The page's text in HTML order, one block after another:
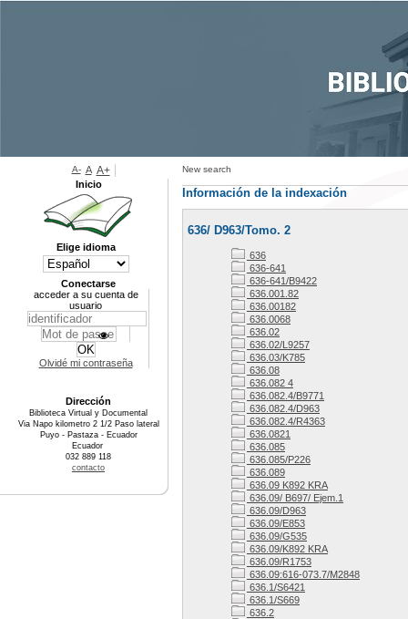
New search
Información de la indexación
636/ D963/Tomo. 2
636
636-641
636-641/B9422
636.001.82
636.00182
636.0068
636.02
636.02/L9257
636.03/K785
636.08
636.082 4
636.082.4/B9771
636.082.4/D963
636.082.4/R4363
636.0821
636.085
636.085/P226
636.089
636.09 K892 KRA
636.09/ B697/ Ejem.1
636.09/D963
636.09/E853
636.09/G535
636.09/K892 KRA
636.09/R1753
636.09:616-073.7/M2848
636.1/S6421
636.1/S669
636.2
A- A A+
Inicio
Elige idioma
Conectarse
acceder a su cuenta de
usuario
Olvidé mi contraseña
Dirección
Biblioteca Virtual y Documental
Via Napo kilometro 2 1/2 Paso lateral
Puyo - Pastaza - Ecuador
Ecuador
032 889 118
contacto